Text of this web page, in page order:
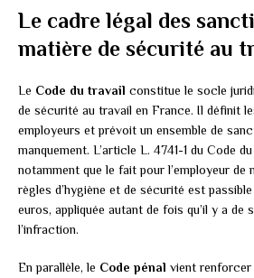
Le cadre légal des
matière de sécurité au
Le Code du travail constitue le socle
de sécurité au travail en France. Il définit
employeurs et prévoit un ensemble de
manquement. L’article L. 4741-1 du Code
notamment que le fait pour l’employeur de
règles d’hygiène et de sécurité est passible
euros, appliquée autant de fois qu’il y a de
l’infraction.
En parallèle, le Code pénal vient